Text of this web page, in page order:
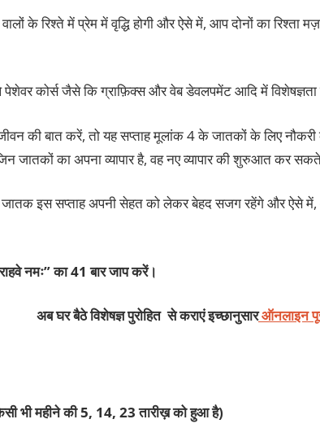
के रिश्ते में प्रेम में वृद्धि होगी और ऐसे में, आप दोनों का रिश्ता
कोर्स जैसे कि ग्राफ़िक्स और वेब डेवलपमेंट आदि में
की बात करें, तो यह सप्ताह मूलांक 4 के जातकों के लिए
जातकों का अपना व्यापार है, वह नए व्यापार की शुरुआत कर
इस सप्ताह अपनी सेहत को लेकर बेहद सजग रहेंगे और ऐसे
नमः” का 41 बार जाप करें।
अब घर बैठे विशेषज्ञ पुरोहित से कराएं इच्छानुसारऑनलाइन
भी महीने की 5, 14, 23 तारीख़ को हुआ है)